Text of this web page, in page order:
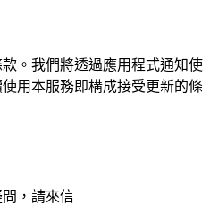
。我們將透過應用程式通知使
用本服務即構成接受更新的條
，請來信